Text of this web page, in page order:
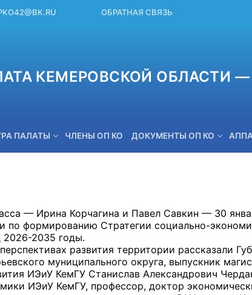
ОБРАТНАЯ СВЯЗЬ
КЕМЕРОВСКОЙ ОБЛАСТИ —
ПАЛАТЫ ЧЛЕНЫ ОП КО ДОКУМЕНТЫ ОП КО
ОБРАТНАЯ СВЯЗЬ
— Ирина Корчагина и Павел Савкин — 30
по формированию Стратегии социально-
2026-2035 годы.
развития территории рассказали
муниципального округа, выпускник
ИЭиУ КемГУ Станислав Александрович
ИЭиУ КемГУ, профессор, доктор